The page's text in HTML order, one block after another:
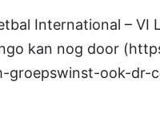
International –
kan nog door
groepswinst-ook-dr-